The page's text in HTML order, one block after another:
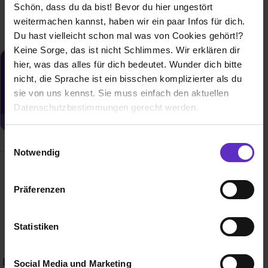
Schön, dass du da bist! Bevor du hier ungestört
weitermachen kannst, haben wir ein paar Infos für dich.
Du hast vielleicht schon mal was von Cookies gehört!?
Keine Sorge, das ist nicht Schlimmes. Wir erklären dir
hier, was das alles für dich bedeutet. Wunder dich bitte
nicht, die Sprache ist ein bisschen komplizierter als du
sie von uns kennst. Sie muss einfach den aktuellen
Datenschutzbestimmungen gerecht werden.
Benutzung der Webseite getroffenen Einstellungen zu
Webseite zu analysieren („Statistiken“), um
Informationen zu deiner Verwendung unserer Website an
Analysen weiterzugeben und um Inhalte und Anzeigen zu
Notwendig
Präferenzen
Statistiken
Social Media und Marketing
Du möchtest neue Stellen automatisch
zugeschickt bekommen?
die Ludwig Fresenius Schulen auf Ausbildungen und
Pflege und Pädagogik, Medizin und Labor sowie Technik
spezialisiert sind? Mit mehr als 100 Schulen in über 30
Deutschland. Dank zertifizierter Bildungsangebote, staatlich